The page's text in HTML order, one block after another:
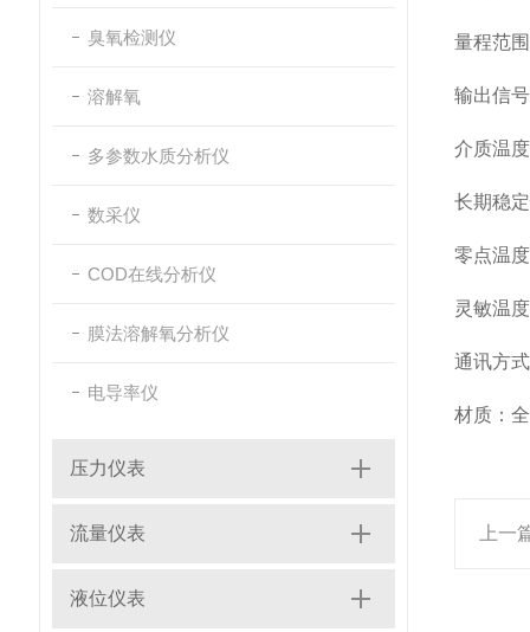
臭氧检测仪
溶解氧
多参数水质分析仪
数采仪
COD在线分析仪
膜法溶解氧分析仪
电导率仪
压力仪表
流量仪表
液位仪表
量程范围
输出信号
介质温度
长期稳
零点温
灵敏温
通讯方式
材质 ：
上一